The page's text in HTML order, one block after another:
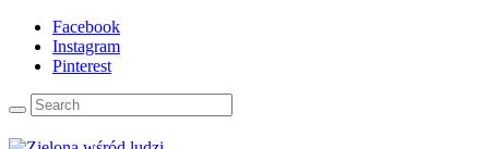
Facebook
Instagram
Pinterest